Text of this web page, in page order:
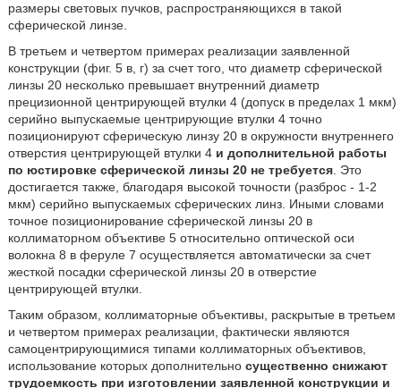
размеры световых пучков, распространяющихся в такой
сферической линзе.
В третьем и четвертом примерах реализации заявленной
конструкции (фиг. 5 в, г) за счет того, что диаметр сферической
линзы 20 несколько превышает внутренний диаметр
прецизионной центрирующей втулки 4 (допуск в пределах 1 мкм)
серийно выпускаемые центрирующие втулки 4 точно
позиционируют сферическую линзу 20 в окружности внутреннего
отверстия центрирующей втулки 4 и дополнительной работы
по юстировке сферической линзы 20 не требуется. Это
достигается также, благодаря высокой точности (разброс - 1-2
мкм) серийно выпускаемых сферических линз. Иными словами
точное позиционирование сферической линзы 20 в
коллиматорном объективе 5 относительно оптической оси
волокна 8 в феруле 7 осуществляется автоматически за счет
жесткой посадки сферической линзы 20 в отверстие
центрирующей втулки.
Таким образом, коллиматорные объективы, раскрытые в третьем
и четвертом примерах реализации, фактически являются
самоцентрирующимися типами коллиматорных объективов,
использование которых дополнительно существенно снижают
трудоемкость при изготовлении заявленной конструкции и